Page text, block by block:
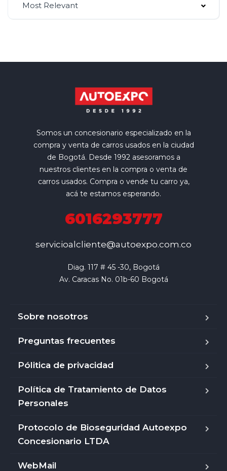
Most Relevant
Somos un concesionario especializado en la
compra y venta de carros usados en la ciudad
de Bogotá. Desde 1992 asesoramos a
nuestros clientes en la compra o venta de
carros usados. Compra o vende tu carro ya,
acá te estamos esperando.
6016293777
servicioalcliente@autoexpo.com.co
Diag. 117 # 45 -30, Bogotá
Av. Caracas No. 01b-60 Bogotá
Sobre nosotros
Preguntas frecuentes
Pólitica de privacidad
Política de Tratamiento de Datos
Personales
Protocolo de Bioseguridad Autoexpo
Concesionario LTDA
WebMail